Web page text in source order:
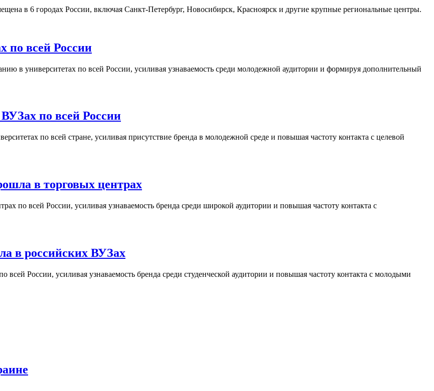
в 6 городах России, включая Санкт-Петербург, Новосибирск, Красноярск и другие крупные региональные центры.
по всей России
в университетах по всей России, усиливая узнаваемость среди молодежной аудитории и формируя дополнительный
по всей России
по всей стране, усиливая присутствие бренда в молодежной среде и повышая частоту контакта с целевой
в торговых центрах
по всей России, усиливая узнаваемость бренда среди широкой аудитории и повышая частоту контакта с
в российских ВУЗах
России, усиливая узнаваемость бренда среди студенческой аудитории и повышая частоту контакта с молодыми